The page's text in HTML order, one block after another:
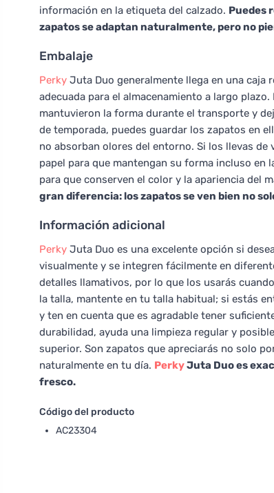
información en la etiqueta del calzado. Puedes
zapatos se adaptan naturalmente, pero no
Embalaje
Perky Juta Duo generalmente llega en una
adecuada para el almacenamiento a largo
mantuvieron la forma durante el transporte y
de temporada, puedes guardar los zapatos en
no absorban olores del entorno. Si los llevas
papel para que mantengan su forma incluso en
para que conserven el color y la apariencia del
gran diferencia: los zapatos se ven bien no
Información adicional
Perky Juta Duo es una excelente opción si
visualmente y se integren fácilmente en
detalles llamativos, por lo que los usarás
la talla, mantente en tu talla habitual; si estás
y ten en cuenta que es agradable tener
durabilidad, ayuda una limpieza regular y
superior. Son zapatos que apreciarás no solo
naturalmente en tu día. PerkyJuta Duo es
fresco.
Código del producto
AC23304